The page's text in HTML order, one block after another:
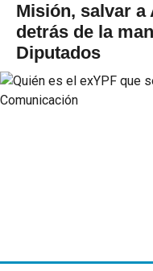
Misión, salvar a
detrás de la
Diputados